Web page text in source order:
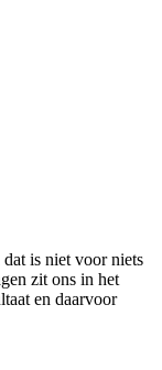
is niet voor niets
zit ons in het
en daarvoor